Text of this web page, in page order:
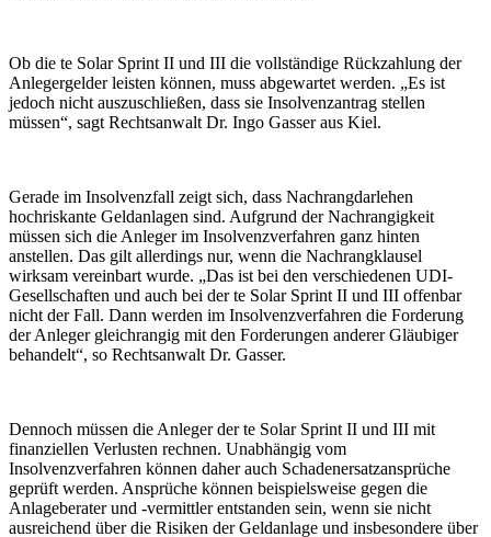
Ob die te Solar Sprint II und III die vollständige Rückzahlung der
Anlegergelder leisten können, muss abgewartet werden. „Es ist
jedoch nicht auszuschließen, dass sie Insolvenzantrag stellen
müssen“, sagt Rechtsanwalt Dr. Ingo Gasser aus Kiel.
Gerade im Insolvenzfall zeigt sich, dass Nachrangdarlehen
hochriskante Geldanlagen sind. Aufgrund der Nachrangigkeit
müssen sich die Anleger im Insolvenzverfahren ganz hinten
anstellen. Das gilt allerdings nur, wenn die Nachrangklausel
wirksam vereinbart wurde. „Das ist bei den verschiedenen UDI-
Gesellschaften und auch bei der te Solar Sprint II und III offenbar
nicht der Fall. Dann werden im Insolvenzverfahren die Forderung
der Anleger gleichrangig mit den Forderungen anderer Gläubiger
behandelt“, so Rechtsanwalt Dr. Gasser.
Dennoch müssen die Anleger der te Solar Sprint II und III mit
finanziellen Verlusten rechnen. Unabhängig vom
Insolvenzverfahren können daher auch Schadenersatzansprüche
geprüft werden. Ansprüche können beispielsweise gegen die
Anlageberater und -vermittler entstanden sein, wenn sie nicht
ausreichend über die Risiken der Geldanlage und insbesondere über